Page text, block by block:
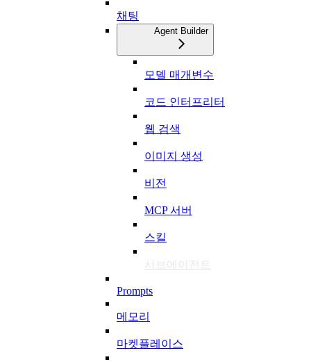
채팅
Agent Builder
모델 매개변수
코드 인터프리터
웹 검색
이미지 생성
비전
MCP 서버
스킬
서브에이전트
Prompts
메모리
마켓플레이스